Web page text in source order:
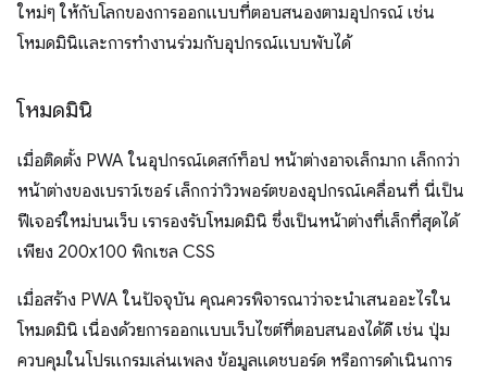
ใหม่ๆ ให้กับโลกของการออกแบบที่ตอบสนองตามอุปกรณ์ เช่น
โหมดมินิและการทํางานร่วมกับอุปกรณ์แบบพับได้
โหมดมินิ
เมื่อติดตั้ง PWA ในอุปกรณ์เดสก์ท็อป หน้าต่างอาจเล็กมาก เล็กกว่า
หน้าต่างของเบราว์เซอร์ เล็กกว่าวิวพอร์ตของอุปกรณ์เคลื่อนที่ นี่เป็น
ฟีเจอร์ใหม่บนเว็บ เรารองรับโหมดมินิ ซึ่งเป็นหน้าต่างที่เล็กที่สุดได้
เพียง 200x100 พิกเซล CSS
เมื่อสร้าง PWA ในปัจจุบัน คุณควรพิจารณาว่าจะนำเสนออะไรใน
โหมดมินิ เนื่องด้วยการออกแบบเว็บไซต์ที่ตอบสนองได้ดี เช่น ปุ่ม
ควบคุมในโปรแกรมเล่นเพลง ข้อมูลแดชบอร์ด หรือการดำเนินการ